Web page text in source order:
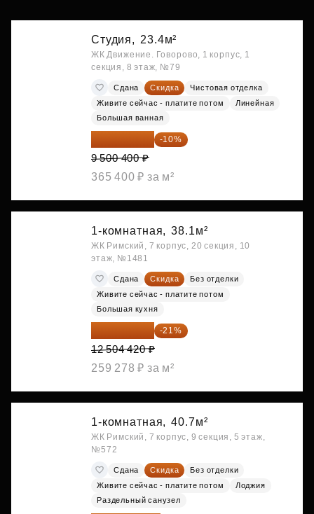
Студия, 23.4м²
ЖК Движение. Говорово, 1 корпус, 1
секция, 8 этаж, №79
Сдана Скидка
Чистовая отделка
Живите сейчас - платите потом
Линейная
Большая ванная
-10%
9 500 400 ₽
365 400 ₽ за м²
1-комнатная, 38.1м²
ЖК Римский, 7 корпус, 20 секция, 10
этаж, №1481
Сдана Скидка
Без отделки
Живите сейчас - платите потом
Большая кухня
-21%
12 504 420 ₽
259 278 ₽ за м²
1-комнатная, 40.7м²
ЖК Римский, 7 корпус, 9 секция, 5 этаж,
№572
Сдана Скидка
Без отделки
Живите сейчас - платите потом
Лоджия
Раздельный санузел